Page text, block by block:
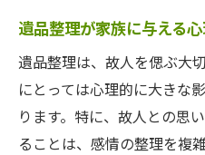
プロが提案する思
遺品整理時に注
石川のプロが遺品
大切な遺品の保存
プロの視点から
遺品整理が家族に与える
遺品整理は、故人を偲ぶ大
にとっては心理的に大きな
ります。特に、故人との思
ることは、感情の整理を複